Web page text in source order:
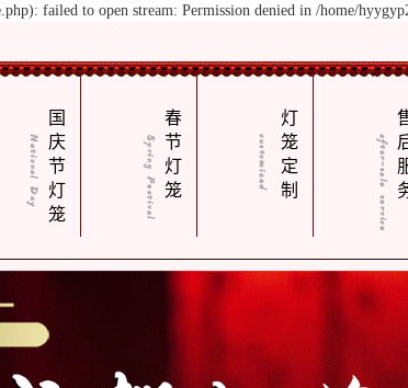
failed to open stream: Permission denied in /home/
国
庆
节
灯
笼
春
节
灯
笼
灯
笼
定
制